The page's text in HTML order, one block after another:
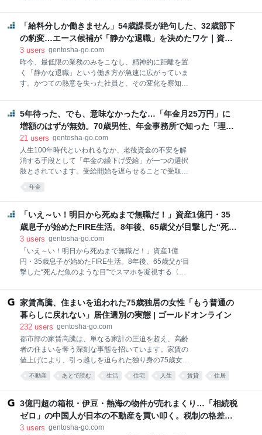
金、ゴールドの現物を持つ目的は、利益を狙うことで
はありません。それは増やすための投資ではなく、失
わないための防衛の投資です。私はこの考えに基き、
資産の一部を
は少なくありません。しかし、もし早くから始めてい
れば、「老後2,000万円問題」が解決していた可能性
さえある投資が存在するのです。本記事では、生方 正
氏の著書『副業禁止の会社員、公務員でもできるFIRE
入門 節約、ポイ活からでも資産1億円を築く方法』
（WAVE出版）より一部を抜粋・再編集し、老後不安
たり前に”振り込まれる〈投資手法〉とは 「将来が不
安だ。年金だけでは足りない気がする」 「だが、何か
ら始めればいいのかまったくわからない……」
「給料分しか働きません」54歳課長が絶句した、32歳部下
の豹変…エース候補が「静かな退職」を決めたワケ｜資産
形成ゴールドオンライン
3 users gentosha-go.com
昨今、最低限の業務のみをこなし、精神的に距離を置
く「静かな退職」という働き方が急速に広がっていま
す。かつての熱意を失った社員と、その変化を察知で
深い労働課題を見ていきます。 エース候補が省力対応
になったワケ 東京都内のITコンサルティング会社に勤
務する佐藤浩一さん（54歳・仮名）は、昨今の若手・
中堅社員の働き方の変化に、戸惑いを隠せない一人で
す。特に、30代の主力部下であった高橋拓也さん（32
歳・仮名）との間に生じた「決定的な温度差」は、佐
います。 「半年前までの彼は、誰よりも先に提案書を
ロジェクトの繁忙期を境に、彼は別人のように『定
時』に固執するようになったんです」 佐藤さんの語る
高橋さんの変化は、劇
5年待った、でも、意味なかったな…「年金月25万円」に
増額のはずが無効。70歳男性、年金事務所で知った「理不
尽な年金ルール」｜資産形成ゴールドオンライン
21 users gentosha-go.com
人生100年時代といわれるなか、老後資金の不安を解
消する手段として「年金の繰下げ受給」が一つの選択
肢とされています。受給開始を遅らせることで受取額
生むケースも少なくありません。将来への備えが裏目
金制度の注意点を探ります。 「もっと増えるはずだっ
た」70歳で突きつけられた残酷な現実 都内の分譲マン
ションで一人暮らしをする山田徹さん（70歳・仮
制度を利用して70歳まで働き続けました。なぜ、定年
後も働き続けるという選択をしたのでしょうか。 「40
年近く働いてきて、“働かない自分”が想像できなかっ
さんは50代半ばで、20年連れ添った妻を病気で亡くし
ています。「子どもたちはすでに社会人や大学生で手
がかからなく
年金
「いえ～い！明日から死ぬまで無職だ！」資産1億円・35
歳息子が始めたFIRE生活。8年後、65歳父が目撃した“死ん
だ魚のような目”でスマホを凝視する〈究極の無職〉の姿
【FPが解説】｜資産形成ゴールドオンライン
3 users gentosha-go.com
「いえ～い！明日から死ぬまで無職だ！」資産1億
円・35歳息子が始めたFIRE生活。8年後、65歳父が目
撃した“死んだ魚のような目”でスマホを凝視する〈究
人」が多数誕生し、話題になりました。ですが、その
後の大きな下落により、億り人の多くの保有資産は1
億円を下回ってしまい、彼らは「幻の億り人」と呼ば
れることもあります。Aさんは、当時のブームのなか
で、暗号資産によって大きな利益を上げた一人です。
一時は2億円近い資産を築き上げ、多額の税金を納め
億り人となった彼は、念願のFIRE生活を手に入れるこ
輝かしい自由……のはずでした。今回はFP兼IT教育設
計者の川淵ゆかり氏が、FIRE経験者のAさんの事例か
ら、
家賃高騰、住まいを追われた75歳独居の女性「もう普通の
暮らしに戻れない」居住選別の実態 | ゴールドオンライン
232 users gentosha-go.com
都市部の家賃高騰は、単なる家計の圧迫を超え、高齢
者の住まいを奪う深刻な事態を招いています。家賃の
値上げにより、引っ越しを迫られた独り身の75歳女性
は、立て続けに入居拒否にあい、「高齢者というだけ
で、もう普通の生活には戻れないんです」と切実な声
を拒まれる――。この「居住選別」の背景には、現在
の賃貸市場が抱える問題がありました。誰もが直面し
得る居住選別の実態と、支援の在り方を専門家ととも
不動産 あとで読む 生活 住宅 人生 賃貸 住居
3億円超の箱根・伊豆・熱海の物件が売れまくり…「相続税
ゼロ」の中国人が日本の不動産を買い叩く。税制の格差が
生んだ、日本人が自国で“圧倒的に不利”になる現実 | ゴー
3 users gentosha-go.com